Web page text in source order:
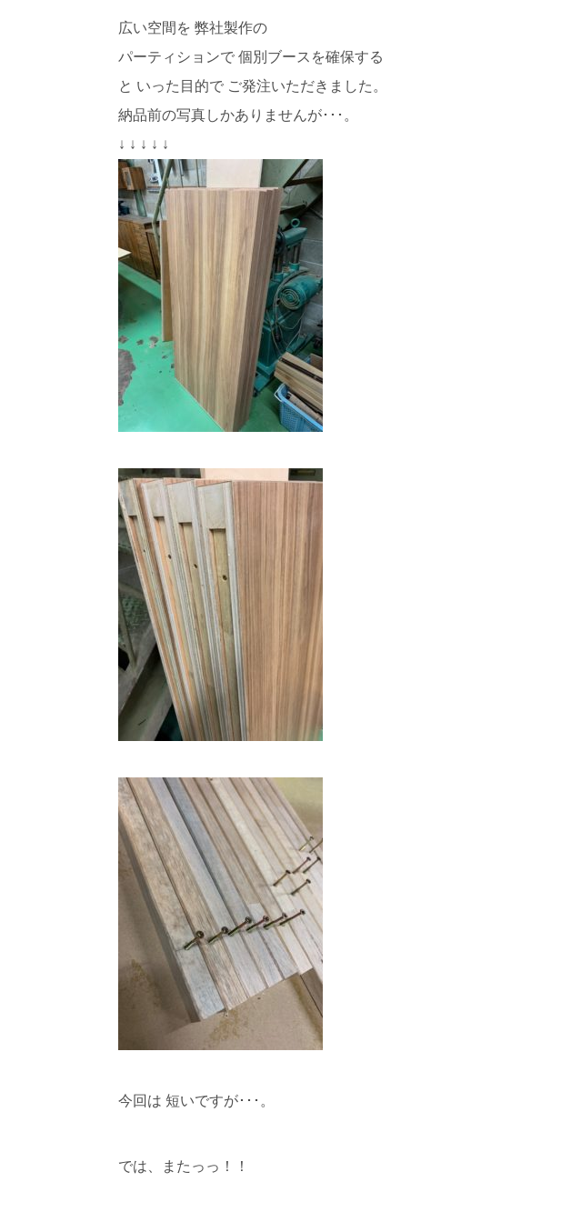
広い空間を 弊社製作の
パーティションで 個別ブースを確保する
と いった目的で ご発注いただきました。
納品前の写真しかありませんが･･･。
↓ ↓ ↓ ↓ ↓
今回は 短いですが･･･。
では、またっっ！！